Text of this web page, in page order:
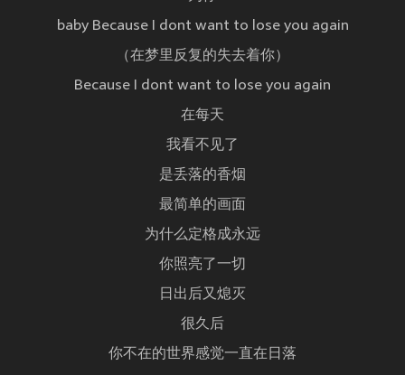
baby Because I dont want to lose you again
（在梦里反复的失去着你）
Because I dont want to lose you again
在每天
我看不见了
是丢落的香烟
最简单的画面
为什么定格成永远
你照亮了一切
日出后又熄灭
很久后
你不在的世界感觉一直在日落